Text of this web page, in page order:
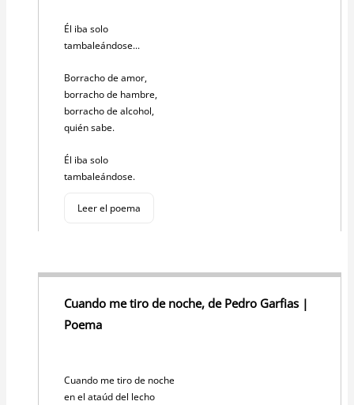
Él iba solo
tambaleándose...
Borracho de amor,
borracho de hambre,
borracho de alcohol,
quién sabe.
Él iba solo
tambaleándose.
Leer el poema
Cuando me tiro de noche, de Pedro Garfias |
Poema
Cuando me tiro de noche
en el ataúd del lecho